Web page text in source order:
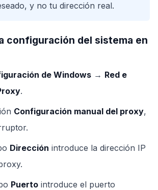
y no tu dirección real.
configuración del sistema en
de Windows → Red e
.
Configuración manual del proxy,
Dirección introduce la dirección IP
Puerto introduce el puerto